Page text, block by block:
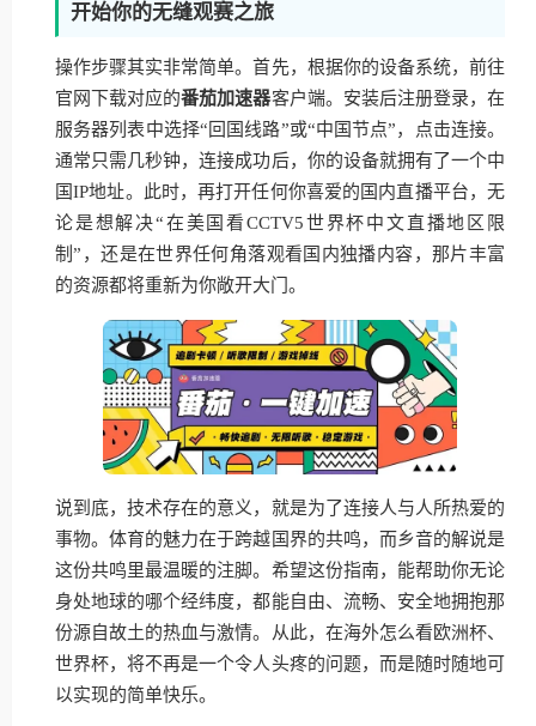
开始你的无缝观赛之旅
操作步骤其实非常简单。首先，根据你的设备系统，前往
官网下载对应的番茄加速器客户端。安装后注册登录，在
服务器列表中选择“回国线路”或“中国节点”，点击连接。
通常只需几秒钟，连接成功后，你的设备就拥有了一个中
国IP地址。此时，再打开任何你喜爱的国内直播平台，无
论是想解决“在美国看CCTV5世界杯中文直播地区限
制”，还是在世界任何角落观看国内独播内容，那片丰富
的资源都将重新为你敞开大门。
说到底，技术存在的意义，就是为了连接人与人所热爱的
事物。体育的魅力在于跨越国界的共鸣，而乡音的解说是
这份共鸣里最温暖的注脚。希望这份指南，能帮助你无论
身处地球的哪个经纬度，都能自由、流畅、安全地拥抱那
份源自故土的热血与激情。从此，在海外怎么看欧洲杯、
世界杯，将不再是一个令人头疼的问题，而是随时随地可
以实现的简单快乐。